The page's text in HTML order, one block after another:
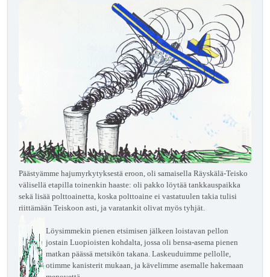
Päästyämme hajumyrkytyksestä eroon, oli samaisella Räyskälä-Teisko
välisellä etapilla toinenkin haaste: oli pakko löytää tankkauspaikka
sekä lisää polttoainetta, koska polttoaine ei vastatuulen takia tulisi
riittämään Teiskoon asti, ja varatankit olivat myös tyhjät.
Löysimmekin pienen etsimisen jälkeen loistavan pellon
jostain Luopioisten kohdalta, jossa oli bensa-asema pienen
matkan päässä metsikön takana. Laskeuduimme pellolle,
otimme kanisterit mukaan, ja kävelimme asemalle hakemaan